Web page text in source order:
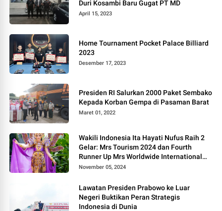
Duri Kosambi Baru Gugat PT MD
April 15, 2023
Home Tournament Pocket Palace Billiard
2023
Desember 17, 2023
Presiden RI Salurkan 2000 Paket Sembako
Kepada Korban Gempa di Pasaman Barat
Maret 01, 2022
Wakili Indonesia Ita Hayati Nufus Raih 2
Gelar: Mrs Tourism 2024 dan Fourth
Runner Up Mrs Worldwide International
2024, di Pemilihan Mrs Worldwide 2024
November 05, 2024
Lawatan Presiden Prabowo ke Luar
Negeri Buktikan Peran Strategis
Indonesia di Dunia